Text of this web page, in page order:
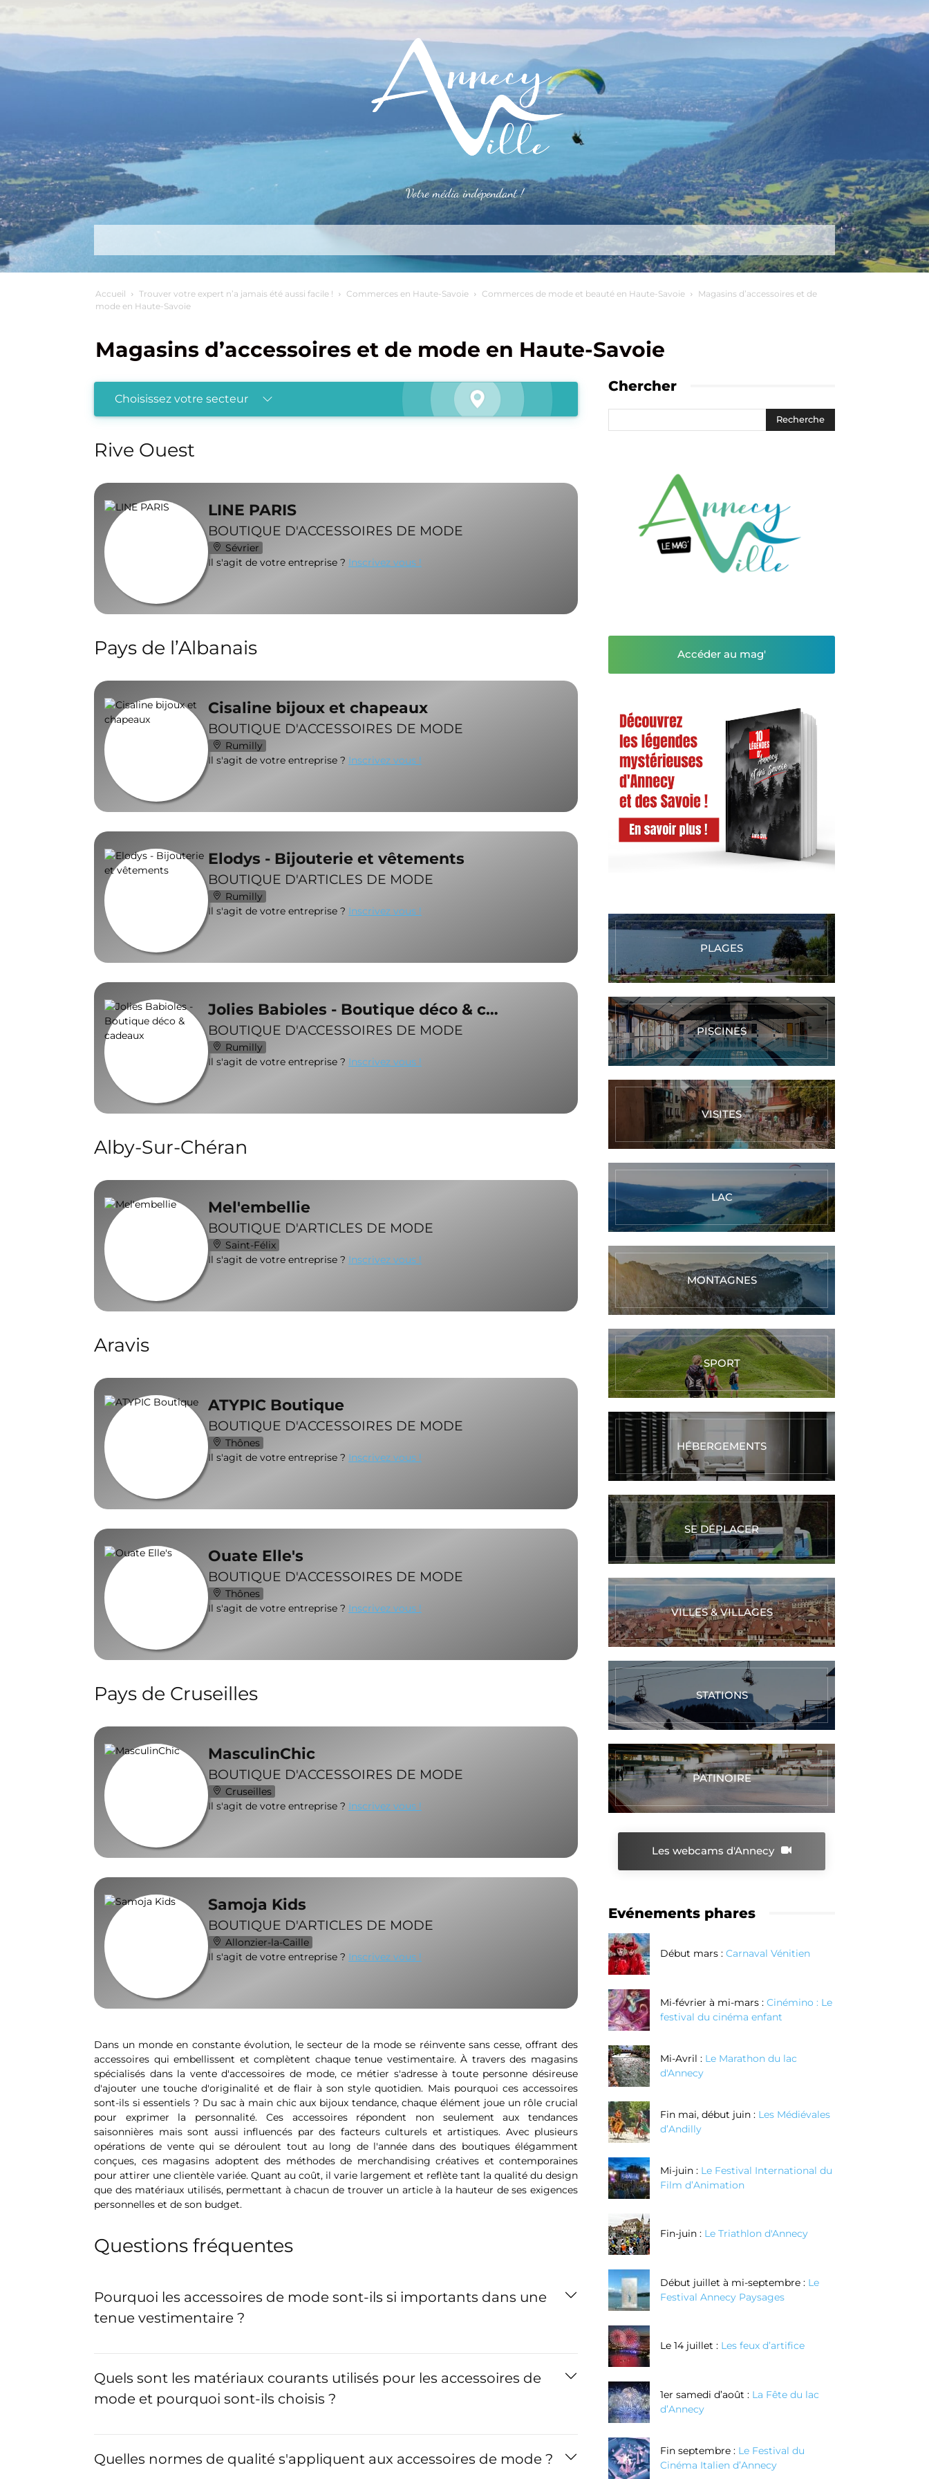
Votre média indépendant !
Alertez-nous Plus
Accueil Trouver votre expert n’a jamais été aussi facile ! Commerces en Haute-Savoie Commerces de mode et beauté en Haute-Savoie
Magasins d’accessoires et de
mode en Haute-Savoie
Magasins d’accessoires et de mode en Haute-Savoie
Choisissez votre secteur
Rive Ouest
LINE PARIS
BOUTIQUE D'ACCESSOIRES DE MODE
Sévrier
Il s'agit de votre entreprise ? Inscrivez vous !
Pays de l’Albanais
Cisaline bijoux et chapeaux
BOUTIQUE D'ACCESSOIRES DE MODE
Rumilly
Il s'agit de votre entreprise ? Inscrivez vous !
Elodys - Bijouterie et vêtements
BOUTIQUE D'ARTICLES DE MODE
Rumilly
Il s'agit de votre entreprise ? Inscrivez vous !
Jolies Babioles - Boutique déco & c…
BOUTIQUE D'ACCESSOIRES DE MODE
Rumilly
Il s'agit de votre entreprise ? Inscrivez vous !
Alby-Sur-Chéran
Mel'embellie
BOUTIQUE D'ARTICLES DE MODE
Saint-Félix
Il s'agit de votre entreprise ? Inscrivez vous !
Aravis
ATYPIC Boutique
BOUTIQUE D'ACCESSOIRES DE MODE
Thônes
Il s'agit de votre entreprise ? Inscrivez vous !
Ouate Elle's
BOUTIQUE D'ACCESSOIRES DE MODE
Thônes
Il s'agit de votre entreprise ? Inscrivez vous !
Pays de Cruseilles
MasculinChic
BOUTIQUE D'ACCESSOIRES DE MODE
Cruseilles
Il s'agit de votre entreprise ? Inscrivez vous !
Samoja Kids
BOUTIQUE D'ARTICLES DE MODE
Allonzier-la-Caille
Il s'agit de votre entreprise ? Inscrivez vous !
Dans un monde en constante évolution, le secteur de la mode se réinvente sans cesse, offrant des
accessoires qui embellissent et complètent chaque tenue vestimentaire. À travers des magasins
spécialisés dans la vente d'accessoires de mode, ce métier s'adresse à toute personne désireuse
d'ajouter une touche d'originalité et de flair à son style quotidien. Mais pourquoi ces accessoires
sont-ils si essentiels ? Du sac à main chic aux bijoux tendance, chaque élément joue un rôle crucial
pour exprimer la personnalité. Ces accessoires répondent non seulement aux tendances
saisonnières mais sont aussi influencés par des facteurs culturels et artistiques. Avec plusieurs
opérations de vente qui se déroulent tout au long de l'année dans des boutiques élégamment
conçues, ces magasins adoptent des méthodes de merchandising créatives et contemporaines
pour attirer une clientèle variée. Quant au coût, il varie largement et reflète tant la qualité du design
que des matériaux utilisés, permettant à chacun de trouver un article à la hauteur de ses exigences
personnelles et de son budget.
Questions fréquentes
Pourquoi les accessoires de mode sont-ils si importants dans une
tenue vestimentaire ?
Quels sont les matériaux courants utilisés pour les accessoires de
mode et pourquoi sont-ils choisis ?
Quelles normes de qualité s'appliquent aux accessoires de mode ?
Chercher
Accéder au mag'
PLAGES
PISCINES
VISITES
LAC
MONTAGNES
SPORT
HÉBERGEMENTS
SE DÉPLACER
VILLES & VILLAGES
STATIONS
PATINOIRE
Les webcams d'Annecy
Evénements phares
Début mars : Carnaval Vénitien
Mi-février à mi-mars : Cinémino : Le
festival du cinéma enfant
Mi-Avril : Le Marathon du lac
d'Annecy
Fin mai, début juin : Les Médiévales
d’Andilly
Mi-juin : Le Festival International du
Film d’Animation
Fin-juin : Le Triathlon d'Annecy
Début juillet à mi-septembre : Le
Festival Annecy Paysages
Le 14 juillet : Les feux d’artifice
1er samedi d’août : La Fête du lac
d’Annecy
Fin septembre : Le Festival du
Cinéma Italien d’Annecy